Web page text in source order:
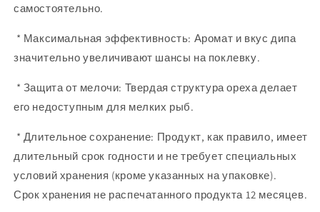
самостоятельно.
* Максимальная эффективность: Аромат и вкус дипа
значительно увеличивают шансы на поклевку.
* Защита от мелочи: Твердая структура ореха делает
его недоступным для мелких рыб.
* Длительное сохранение: Продукт, как правило, имеет
длительный срок годности и не требует специальных
условий хранения (кроме указанных на упаковке).
Срок хранения не распечатанного продукта 12 месяцев.